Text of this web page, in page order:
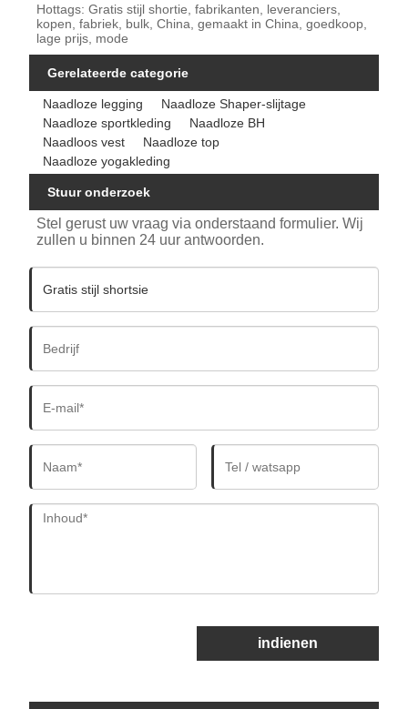
Hottags: Gratis stijl shortie, fabrikanten, leveranciers,
kopen, fabriek, bulk, China, gemaakt in China, goedkoop,
lage prijs, mode
Gerelateerde categorie
Naadloze legging
Naadloze Shaper-slijtage
Naadloze sportkleding
Naadloze BH
Naadloos vest
Naadloze top
Naadloze yogakleding
Stuur onderzoek
Stel gerust uw vraag via onderstaand formulier. Wij
zullen u binnen 24 uur antwoorden.
indienen